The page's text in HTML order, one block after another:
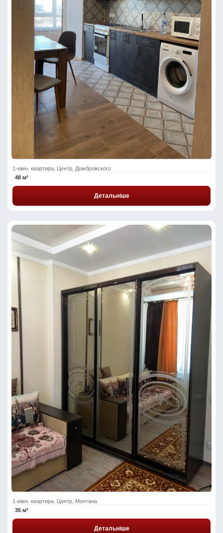
1-кімн. квартира, Центр, Домбровского
48 м²
Детальніше
1-кімн. квартира, Центр, Монтана
35 м²
Детальніше